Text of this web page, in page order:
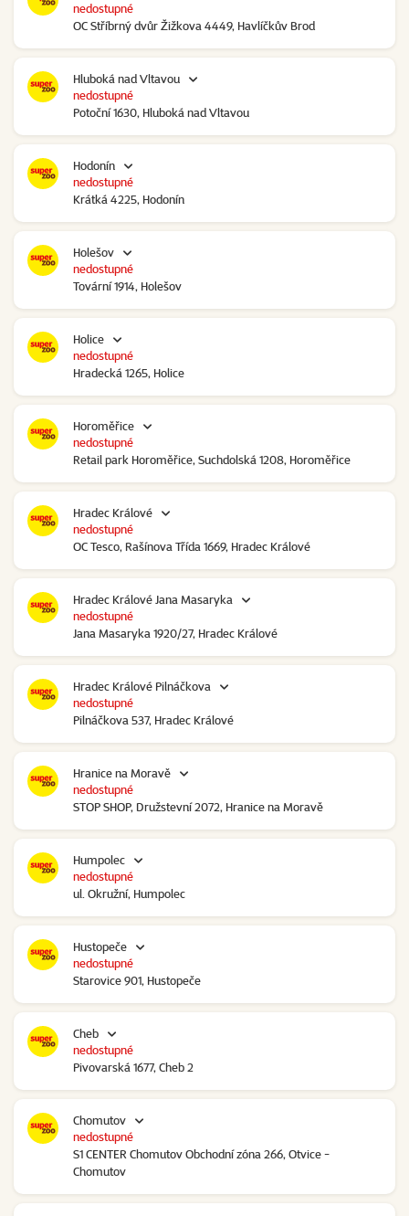
OC Stříbrný dvůr Žižkova 4449, Havlíčkův Brod
nedostupné
Hluboká nad Vltavou
Potoční 1630, Hluboká nad Vltavou
nedostupné
Hodonín
Krátká 4225, Hodonín
nedostupné
Holešov
Tovární 1914, Holešov
nedostupné
Holice
Hradecká 1265, Holice
nedostupné
Horoměřice
Retail park Horoměřice, Suchdolská 1208, Horoměřice
nedostupné
Hradec Králové
OC Tesco, Rašínova Třída 1669, Hradec Králové
nedostupné
Hradec Králové Jana Masaryka
Jana Masaryka 1920/27, Hradec Králové
nedostupné
Hradec Králové Pilnáčkova
Pilnáčkova 537, Hradec Králové
nedostupné
Hranice na Moravě
STOP SHOP, Družstevní 2072, Hranice na Moravě
nedostupné
Humpolec
ul. Okružní, Humpolec
nedostupné
Hustopeče
Starovice 901, Hustopeče
nedostupné
Cheb
Pivovarská 1677, Cheb 2
nedostupné
Chomutov
S1 CENTER Chomutov Obchodní zóna 266, Otvice -
Chomutov
nedostupné